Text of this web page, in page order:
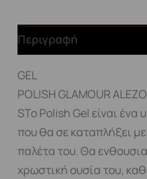
Περιγραφή
GEL
POLISH GLAMOUR
SΤο Polish Gel είναι
που θα σε καταπλήξει
παλέτα του. Θα
χρωστική ουσία του,